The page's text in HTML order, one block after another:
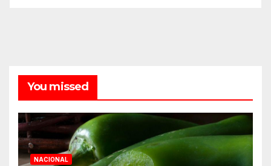
You missed
NACIONAL